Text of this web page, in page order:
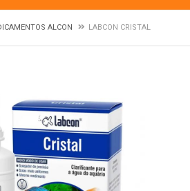
ALCON LABCON CRISTAL